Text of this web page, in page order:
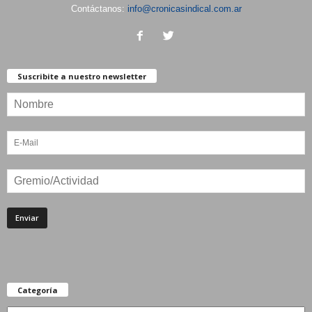
Contáctanos: info@cronicasindical.com.ar
Suscribite a nuestro newsletter
Categoría